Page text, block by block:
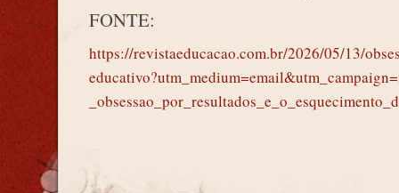
FONTE:
https://revistaeducacao.com.br/2026/05/13/